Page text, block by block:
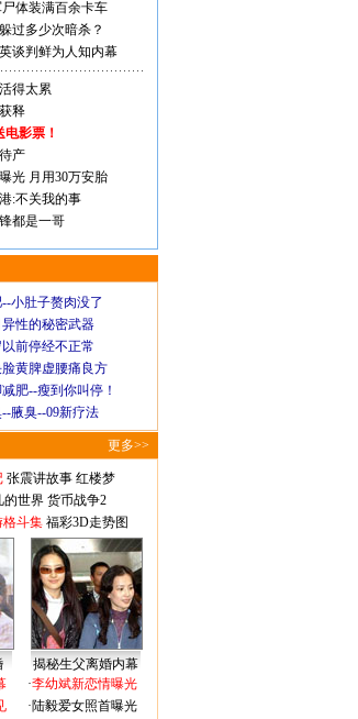
体装满百余卡车
过多少次暗杀？
谈判鲜为人知内幕
得太累
释
电影票！
产
光 月用30万安胎
:不关我的事
都是一哥
小肚子赘肉没了
性的秘密武器
以前停经不正常
黄脾虚腰痛良方
肥--瘦到你叫停！
腋臭--09新疗法
更多>>
张震讲故事 红楼梦
的世界 货币战争2
格斗集 福彩3D走势图
揭秘生父离婚内幕
·李幼斌新恋情曝光
·陆毅爱女照首曝光